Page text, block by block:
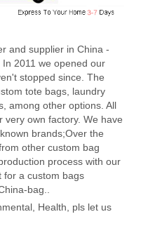
and supplier in China -
2011 we opened our
stopped since. The
tote bags, laundry
among other options. All
own factory. We have
brands;Over the
other custom bag
process with our
for a custom bags
bag..
Health, pls let us